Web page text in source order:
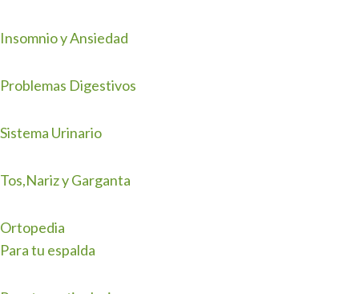
Insomnio y Ansiedad
Problemas Digestivos
Sistema Urinario
Tos,Nariz y Garganta
Ortopedia
Para tu espalda